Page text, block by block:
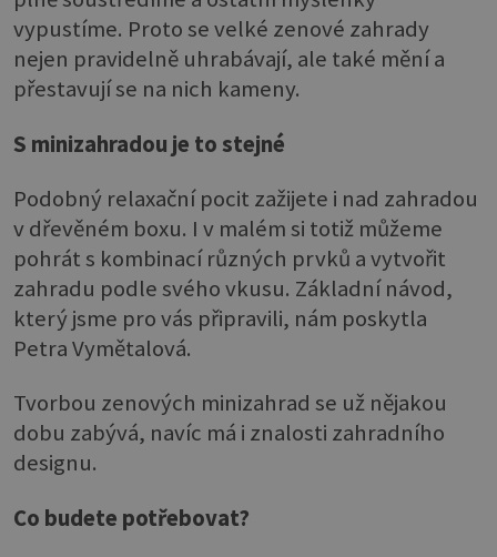
vypustíme. Proto se velké zenové zahrady
nejen pravidelně uhrabávají, ale také mění a
přestavují se na nich kameny.
S minizahradou je to stejné
Podobný relaxační pocit zažijete i nad zahradou
v dřevěném boxu. I v malém si totiž můžeme
pohrát s kombinací různých prvků a vytvořit
zahradu podle svého vkusu. Základní návod,
který jsme pro vás připravili, nám poskytla
Petra Vymětalová.
Tvorbou zenových minizahrad se už nějakou
dobu zabývá, navíc má i znalosti zahradního
designu.
Co budete potřebovat?